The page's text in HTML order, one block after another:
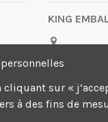
KING
3 Allée du
01 88
sur «
à des fins de